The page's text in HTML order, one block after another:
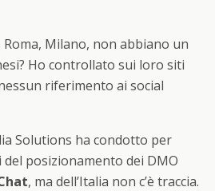
Roma, Milano, non abbiano un
Ho controllato sui loro siti
riferimento ai social
Solutions ha condotto per
del posizionamento dei DMO
, ma dell’Italia non c’è traccia.